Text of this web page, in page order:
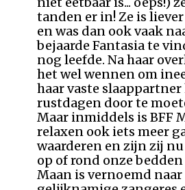
tanden er in! Ze is
en was dan ook vaak
bejaarde Fantasia te
nog leefde. Na haar
het wel wennen om
haar vaste slaappartner
rustdagen door te
Maar inmiddels is BFF
relaxen ook iets meer
waarderen en zijn zij
op of rond onze
Maan is vernoemd naar